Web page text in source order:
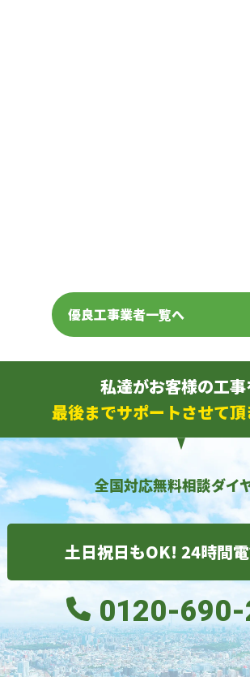
優良工事業者一覧へ
私達がお客様の工事
最後までサポートさせて頂
全国対応無料相談ダイ
土日祝日もOK! 24時間
0120-690-